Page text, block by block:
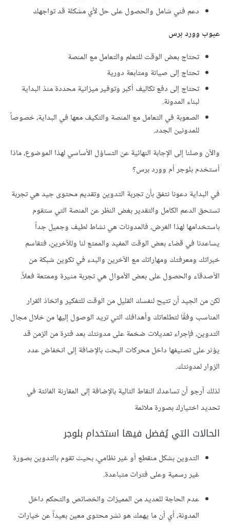
دعم فني شامل والحصول على حل لأي مشكلة قد تواجهك
عيوب وورد برس
تحتاج بعض الوقت للتعلم والتعامل مع المنصة
تحتاج إلى صيانة ومتابعة دورية
تحتاج إلى دفع تكاليف أكبر وتوفير ميزانية محددة منذ البداية
لبناء المدونة.
الصعوبة في التعامل مع المنصة والتكيف معها في البداية، خصوصاً
للمدونين الجدد.
والآن وصلنا إلى الإجابة النهائية عن التساؤل الأساسي لهذا الموضوع، ماذا
أستخدم بلوجر أم وورد برس؟
في البداية دعونا نتفق بأن تجربة التدوين وتقديم محتوى جيد هي تجربة
تستحق الدعم الكامل والتقدير بغض النظر عن المنصة التي ستقوم
باستخدامها لهذا الغرض، فالمدونات هي نشاط لطيف وجميل جداً
يساعدنا في قضاء بعض الوقت المفيد والممتع لنا وللآخرين، فتقاسم
خبراتك ومعرفتك ومهاراتك مع الآخرين والبدء في تكوين شبكة من
الأصدقاء والحصول على بعض الأموال هي تجربة مثيرة وممتعة فعلاً.
لكن من الجيد أن تتيح لنفسك القليل من الوقت للتفكير واتخاذ القرار
المناسب وفقًا لتطلعاتك وأهدافك التي تريد الوصول إليها من خلال مجال
التدوين، فإجراء تعديلات ضخمة على مدونتك بعد فترة من الزمن قد
يؤثر على تصنيفها داخل محركات البحث بالإضافة إلى انخفاض عدد
الزوار لمدونتك.
لذلك أرجو أن تساعدك النقاط التالية بالإضافة إلى المقارنة الفائتة في
تحديد اختيارك بصورة ملائمة
الحالات التي يُفضل فيها استخدام بلوجر
التدوين بشكل منقطع أو غير نظامي، بحيث تقوم بالتدوين بصورة
غير رسمية وعلى فترات متباعدة.
عدم الحاجة للعديد من المميزات والخصائص والتحكم داخل
المدونة، أي أن ما يهمك هو نشر محتوى معين بعيداً عن خيارات